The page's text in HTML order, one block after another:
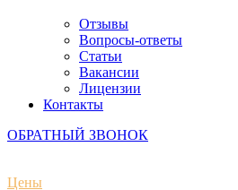
Отзывы
Вопросы-ответы
Статьи
Вакансии
Лицензии
Контакты
ОБРАТНЫЙ ЗВОНОК
Цены